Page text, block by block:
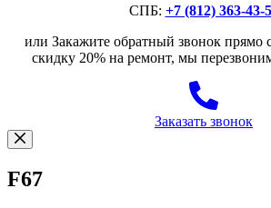
СПБ: +7 (812) 363-43-
или Закажите обратный звонок прямо
скидку 20% на ремонт, мы
Заказать звонок
F67